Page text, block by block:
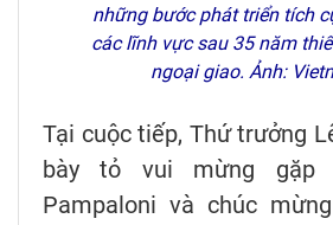
những bước phát triển tích
các lĩnh vực sau 35 năm
ngoại giao. Ảnh:
Tại cuộc tiếp, Thứ trưởng
bày tỏ vui mừng gặp
Pampaloni và chúc